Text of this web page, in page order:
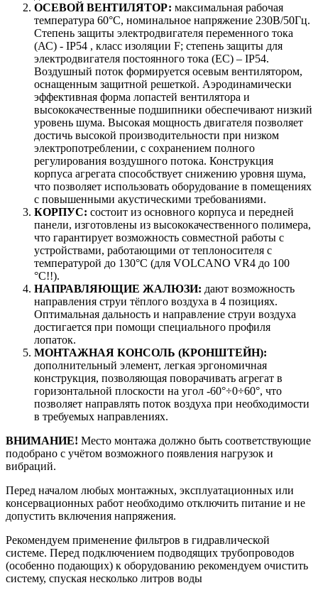
ОСЕВОЙ ВЕНТИЛЯТОР: максимальная рабочая
температура 60°C, номинальное напряжение 230В/50Гц.
Степень защиты электродвигателя переменного тока
(АС) - IP54 , класс изоляции F; степень защиты для
электродвигателя постоянного тока (EC) – IP54.
Воздушный поток формируется осевым вентилятором,
оснащенным защитной решеткой. Аэродинамически
эффективная форма лопастей вентилятора и
высококачественные подшипники обеспечивают низкий
уровень шума. Высокая мощность двигателя позволяет
достичь высокой производительности при низком
электропотреблении, с сохранением полного
регулирования воздушного потока. Конструкция
корпуса агрегата способствует снижению уровня шума,
что позволяет использовать оборудование в помещениях
с повышенными акустическими требованиями.
КОРПУС: состоит из основного корпуса и передней
панели, изготовлены из высококачественного полимера,
что гарантирует возможность совместной работы с
устройствами, работающими от теплоносителя с
температурой до 130°C (для VOLCANO VR4 до 100
°C!!).
НАПРАВЛЯЮЩИЕ ЖАЛЮЗИ: дают возможность
направления струи тёплого воздуха в 4 позициях.
Оптимальная дальность и направление струи воздуха
достигается при помощи специального профиля
лопаток.
МОНТАЖНАЯ КОНСОЛЬ (КРОНШТЕЙН):
дополнительный элемент, легкая эргономичная
конструкция, позволяющая поворачивать агрегат в
горизонтальной плоскости на угол -60°÷0÷60°, что
позволяет направлять поток воздуха при необходимости
в требуемых направлениях.
ВНИМАНИЕ! Место монтажа должно быть соответствующие
подобрано с учётом возможного появления нагрузок и
вибраций.
Перед началом любых монтажных, эксплуатационных или
консервационных работ необходимо отключить питание и не
допустить включения напряжения.
Рекомендуем применение фильтров в гидравлической
системе. Перед подключением подводящих трубопроводов
(особенно подающих) к оборудованию рекомендуем очистить
систему, спуская несколько литров воды